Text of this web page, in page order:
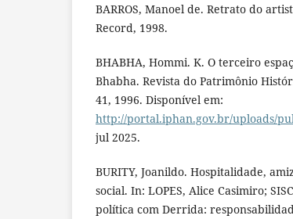
BARROS, Manoel de. Retrato do
Record, 1998.
BHABHA, Hommi. K. O terceiro
Bhabha. Revista do Patrimônio
41, 1996. Disponível em:
http://portal.iphan.gov.br/uploads/
jul 2025.
BURITY, Joanildo. Hospitalidade,
social. In: LOPES, Alice Casimiro;
política com Derrida: